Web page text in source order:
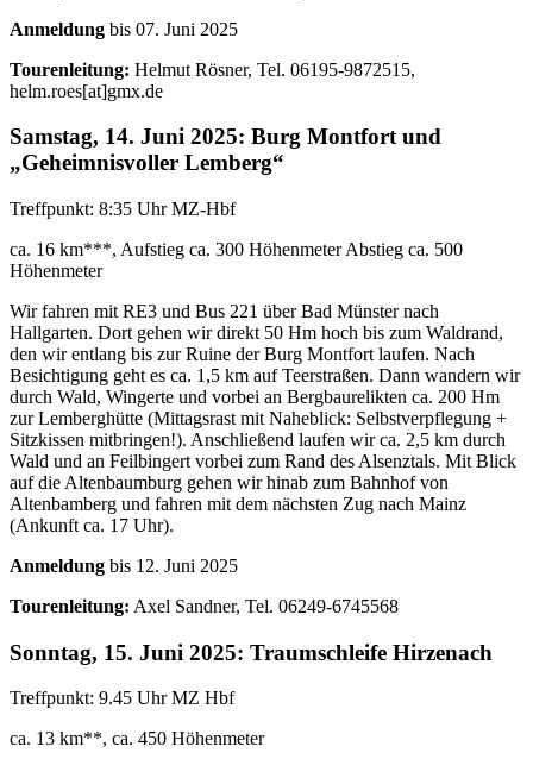
Anmeldung bis 07. Juni 2025
Tourenleitung: Helmut Rösner, Tel. 06195-9872515,
helm.roes[at]gmx.de
Samstag, 14. Juni 2025: Burg Montfort und
„Geheimnisvoller Lemberg“
Treffpunkt: 8:35 Uhr MZ-Hbf
ca. 16 km***, Aufstieg ca. 300 Höhenmeter Abstieg ca. 500
Höhenmeter
Wir fahren mit RE3 und Bus 221 über Bad Münster nach
Hallgarten. Dort gehen wir direkt 50 Hm hoch bis zum Waldrand,
den wir entlang bis zur Ruine der Burg Montfort laufen. Nach
Besichtigung geht es ca. 1,5 km auf Teerstraßen. Dann wandern wir
durch Wald, Wingerte und vorbei an Bergbaurelikten ca. 200 Hm
zur Lemberghütte (Mittagsrast mit Naheblick: Selbstverpflegung +
Sitzkissen mitbringen!). Anschließend laufen wir ca. 2,5 km durch
Wald und an Feilbingert vorbei zum Rand des Alsenztals. Mit Blick
auf die Altenbaumburg gehen wir hinab zum Bahnhof von
Altenbamberg und fahren mit dem nächsten Zug nach Mainz
(Ankunft ca. 17 Uhr).
Anmeldung bis 12. Juni 2025
Tourenleitung: Axel Sandner, Tel. 06249-6745568
Sonntag, 15. Juni 2025: Traumschleife Hirzenach
Treffpunkt: 9.45 Uhr MZ Hbf
ca. 13 km**, ca. 450 Höhenmeter